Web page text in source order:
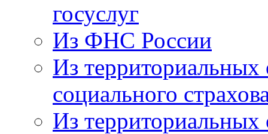
госуслуг
Из ФНС России
Из
социального
Из